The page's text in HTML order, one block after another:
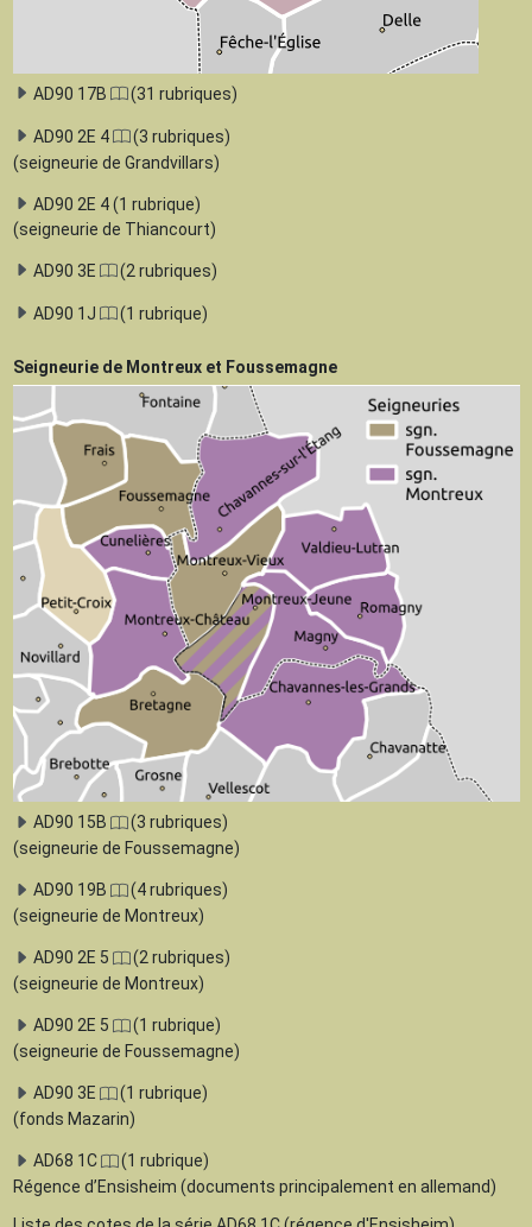
AD90 17B (31 rubriques)
AD90 2E 4
(3 rubriques)
(seigneurie de Grandvillars)
AD90 2E 4 (1 rubrique)
(seigneurie de Thiancourt)
AD90 3E (2 rubriques)
AD90 1J (1 rubrique)
Seigneurie de Montreux et Foussemagne
AD90 15B
(3 rubriques)
(seigneurie de Foussemagne)
AD90 19B
(4 rubriques)
(seigneurie de Montreux)
AD90 2E 5
(2 rubriques)
(seigneurie de Montreux)
AD90 2E 5
(1 rubrique)
(seigneurie de Foussemagne)
AD90 3E
(1 rubrique)
(fonds Mazarin)
AD68 1C
(1 rubrique)
Régence d’Ensisheim (documents principalement en allemand)